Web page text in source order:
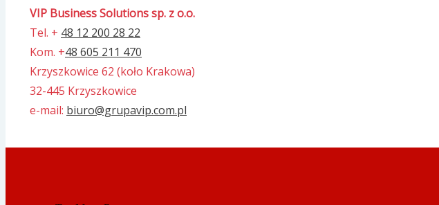
VIP Business Solutions sp. z o.o.
Tel. + 48 12 200 28 22
Kom. +48 605 211 470
Krzyszkowice 62 (koło Krakowa)
32-445 Krzyszkowice
e-mail: biuro@grupavip.com.pl